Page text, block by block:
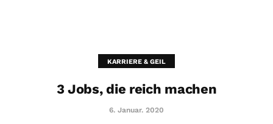
KARRIERE & GEIL
3 Jobs, die reich machen
6. Januar. 2020